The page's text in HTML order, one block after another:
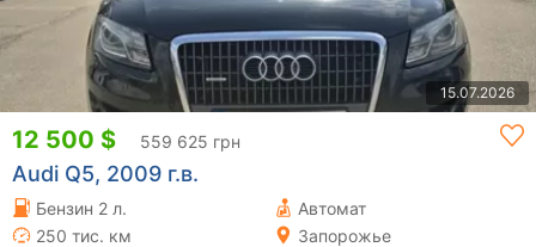
15.07.2026
12 500 $ 559 625 грн
Audi Q5, 2009 г.в.
Бензин 2 л.
Автомат
250 тис. км
Запорожье